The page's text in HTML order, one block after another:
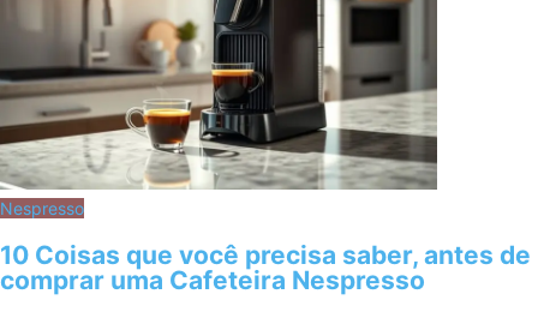
Nespresso
10 Coisas que você precisa saber, antes de
comprar uma Cafeteira Nespresso